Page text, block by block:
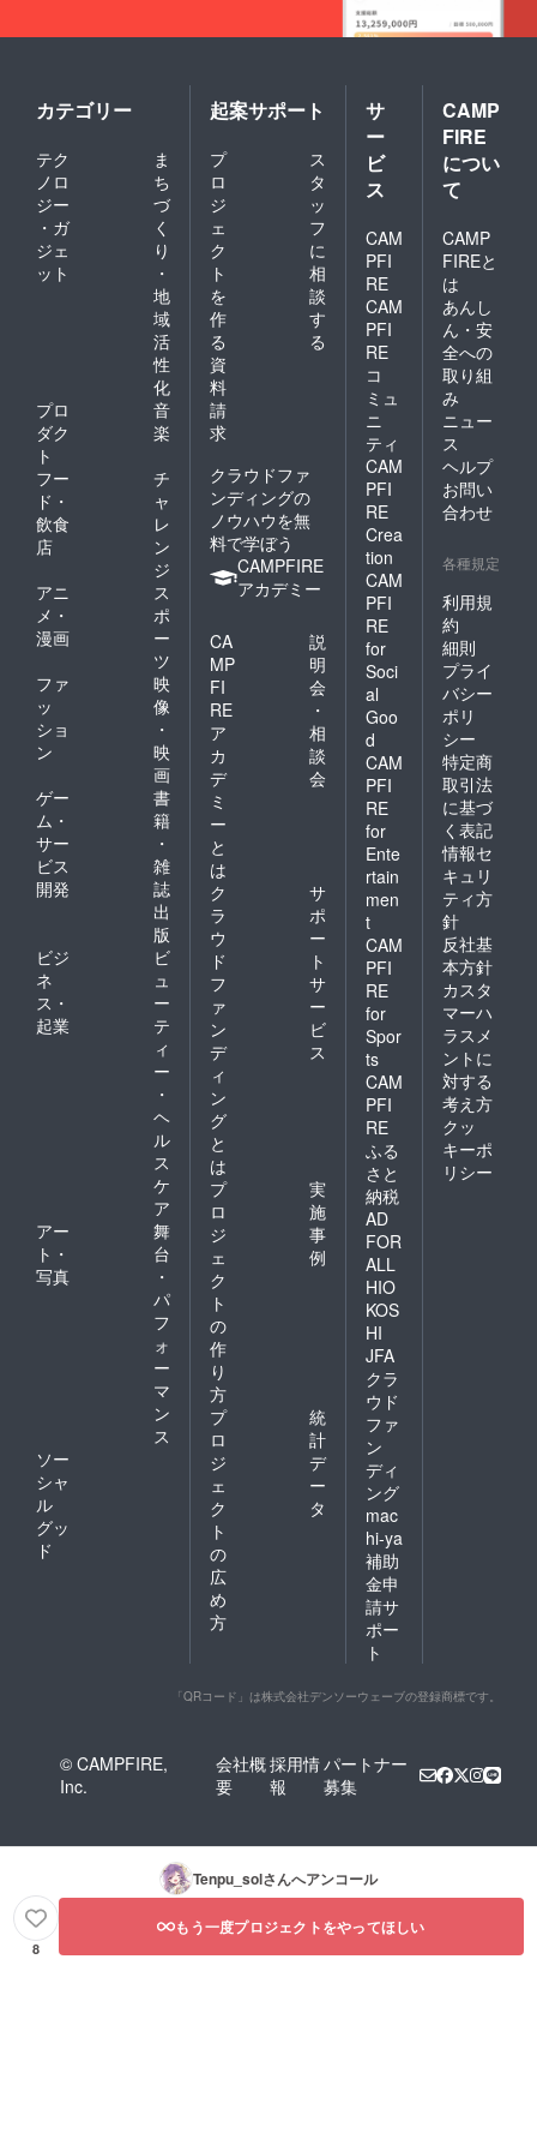
カテゴリー
テク
ノロ
ジー
・ガ
ジェ
ット
ま
ち
づ
く
り
・
地
域
活
性
化
プロ
ダク
ト
音
楽
フー
ド・
飲食
店
チ
ャ
レ
ン
ジ
アニ
メ・
漫画
ス
ポ
ー
ツ
ファ
ッ
ショ
ン
映
像
・
映
画
ゲー
ム・
サー
ビス
開発
書
籍
・
雑
誌
出
版
ビジ
ネ
ス・
起業
ビ
ュ
ー
テ
ィ
ー
・
ヘ
ル
ス
ケ
ア
アー
ト・
写真
舞
台
・
パ
フ
ォ
ー
マ
ン
ス
ソー
シャ
ル
グッ
ド
起案サポート
プ
ロ
ジ
ェ
ク
ト
を
作
る
ス
タ
ッ
フ
に
相
談
す
る
資
料
請
求
クラウドファ
ンディングの
ノウハウを無
料で学ぼう
CAMPFIRE
アカデミー
CA
MP
FI
RE
ア
カ
デ
ミ
ー
と
は
説
明
会
・
相
談
会
ク
ラ
ウ
ド
フ
ァ
ン
デ
ィ
ン
グ
と
は
サ
ポ
ー
ト
サ
ー
ビ
ス
プ
ロ
ジ
ェ
ク
ト
の
作
り
方
実
施
事
例
プ
ロ
ジ
ェ
ク
ト
の
広
め
方
統
計
デ
ー
タ
サ
ー
ビ
ス
CAM
PFI
RE
CAM
PFI
RE
コ
ミュ
ニ
ティ
CAM
PFI
RE
Crea
tion
CAM
PFI
RE
for
Soci
al
Goo
d
CAM
PFI
RE
for
Ente
rtain
men
t
CAM
PFI
RE
for
Spor
ts
CAM
PFI
RE
ふる
さと
納税
AD
FOR
ALL
HIO
KOS
HI
JFA
クラ
ウド
ファ
ン
ディ
ング
mac
hi-ya
補助
金申
請サ
ポー
ト
CAMP
FIRE
につい
て
CAMP
FIREと
は
あんし
ん・安
全への
取り組
み
ニュー
ス
ヘルプ
お問い
合わせ
各種規定
利用規
約
細則
プライ
バシー
ポリ
シー
特定商
取引法
に基づ
く表記
情報セ
キュリ
ティ方
針
反社基
本方針
カスタ
マーハ
ラスメ
ントに
対する
考え方
クッ
キーポ
リシー
「QRコード」は株式会社デンソーウェーブの登録商標です。
© CAMPFIRE,
Inc.
会社概
要
採用情
報
パートナー
募集
Tenpu_solさんへアンコール
8
もう一度プロジェクトをやってほしい